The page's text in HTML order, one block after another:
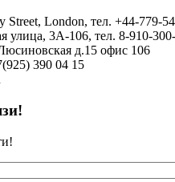
Street, London, тел. +44-779-
улица, 3А-106, тел. 8-910-
д.15 офис 106
390 04 15